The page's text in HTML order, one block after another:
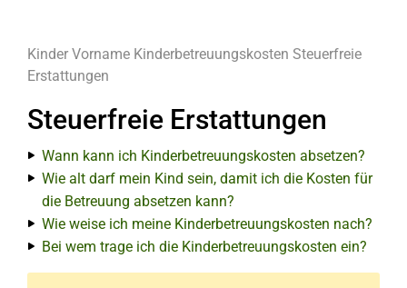
Kinder Vorname Kinderbetreuungskosten Steuerfreie
Erstattungen
Steuerfreie Erstattungen
Wann kann ich Kinderbetreuungskosten absetzen?
Wie alt darf mein Kind sein, damit ich die Kosten für
die Betreuung absetzen kann?
Wie weise ich meine Kinderbetreuungskosten nach?
Bei wem trage ich die Kinderbetreuungskosten ein?